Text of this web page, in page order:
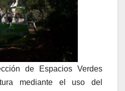
de Espacios Verdes
mediante el uso del